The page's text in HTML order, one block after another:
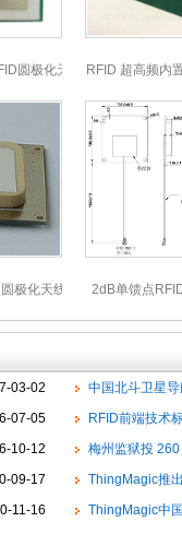
圆极化天线
RFID 超高频内
极化天线
2dB单馈点
03-02
中国北斗卫星
07-05
RFID前端技术
10-12
梅州监狱投
家公司中标
09-17
ThingMagic推
11-16
ThingMagic中